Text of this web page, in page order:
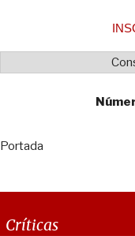
Portada
Críticas